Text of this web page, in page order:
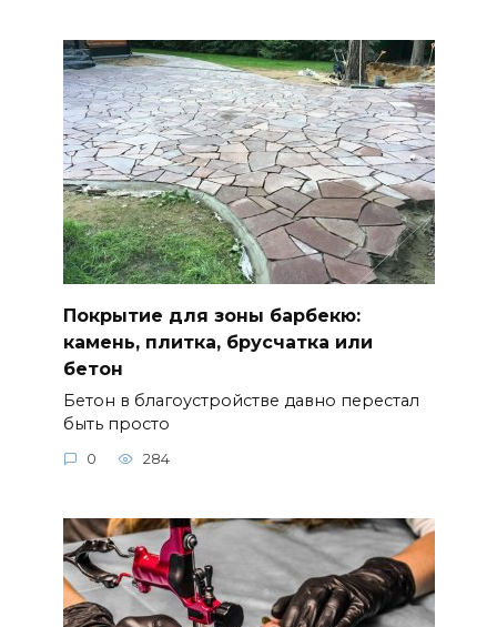
Покрытие для зоны барбекю:
камень, плитка, брусчатка или
бетон
Бетон в благоустройстве давно перестал
быть просто
0 284